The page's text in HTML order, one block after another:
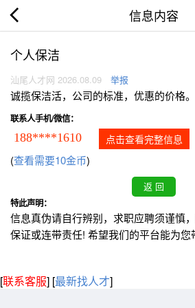
信息内容
个人保洁
汕尾人才网 2026.08.09 举报
诚揽保洁活，公司的标准，优惠的价格。
联系人手机/微信：
188****1610 点击查看完整信息
(查看需要10金币)
特此声明：
信息真伪请自行辨别，求职应聘须谨慎
保证或连带责任! 希望我们的平台能为您
[联系客服] [最新找人才]